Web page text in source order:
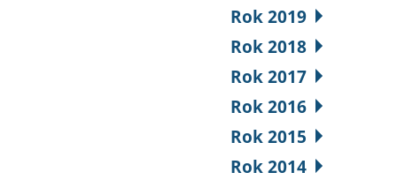
Rok 2019
Rok 2018
Rok 2017
Rok 2016
Rok 2015
Rok 2014